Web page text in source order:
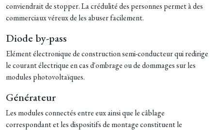
conviendrait de stopper. La crédulité des personnes permet à des
commerciaux véreux de les abuser facilement.
Diode by-pass
Elément électronique de construction semi-conducteur qui redirige
le courant électrique en cas d'ombrage ou de dommages sur les
modules photovoltaïques.
Générateur
Les modules connectés entre eux ainsi que le câblage
correspondant et les dispositifs de montage constituent le